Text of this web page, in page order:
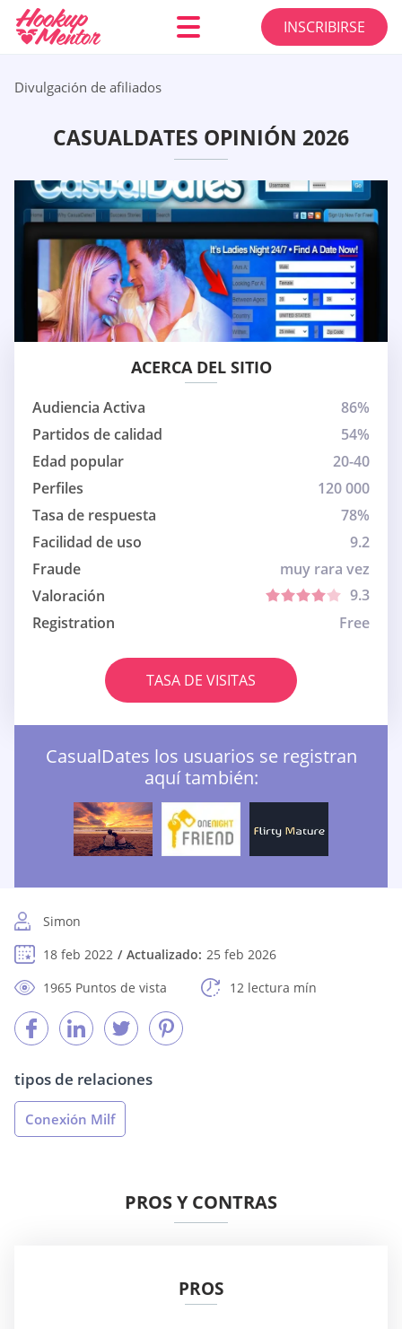
INSCRIBIRSE
Divulgación de afiliados
CASUALDATES OPINIÓN 2026
ACERCA DEL SITIO
Audiencia Activa
86%
Partidos de calidad
54%
Edad popular
20-40
Perfiles
120 000
Tasa de respuesta
78%
Facilidad de uso
9.2
Fraude
muy rara vez
Valoración
9.3
Registration
Free
TASA DE VISITAS
CasualDates los usuarios se registran
aquí también:
Simon
18 feb 2022
Actualizado: 25 feb 2026
1965 Puntos de vista
12 lectura mín
tipos de relaciones
Conexión Milf
PROS Y CONTRAS
PROS